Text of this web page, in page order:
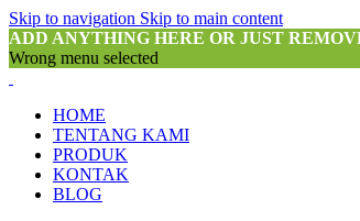
Skip to navigation Skip to main content
ADD ANYTHING HERE OR JUST
Wrong menu selected
HOME
TENTANG KAMI
PRODUK
KONTAK
BLOG